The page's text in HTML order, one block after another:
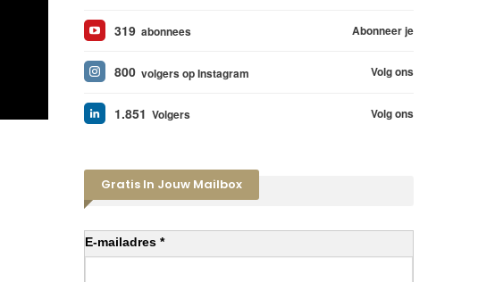
319 abonnees Abonneer je
800 volgers op Instagram Volg ons
1.851 Volgers Volg ons
Gratis In Jouw Mailbox
E-mailadres *